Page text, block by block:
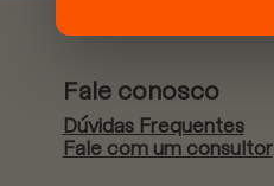
Fale conosco
Dúvidas Frequentes
Fale com um consultor